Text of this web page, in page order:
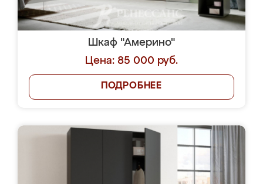
Шкаф "Америно"
Цена: 85 000 руб.
ПОДРОБНЕЕ